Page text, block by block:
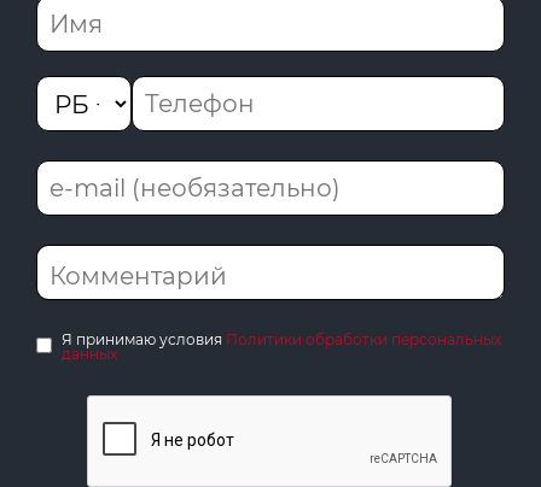
Я принимаю условия Политики обработки персональных
данных